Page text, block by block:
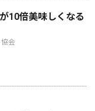
10倍美味しくなる
会